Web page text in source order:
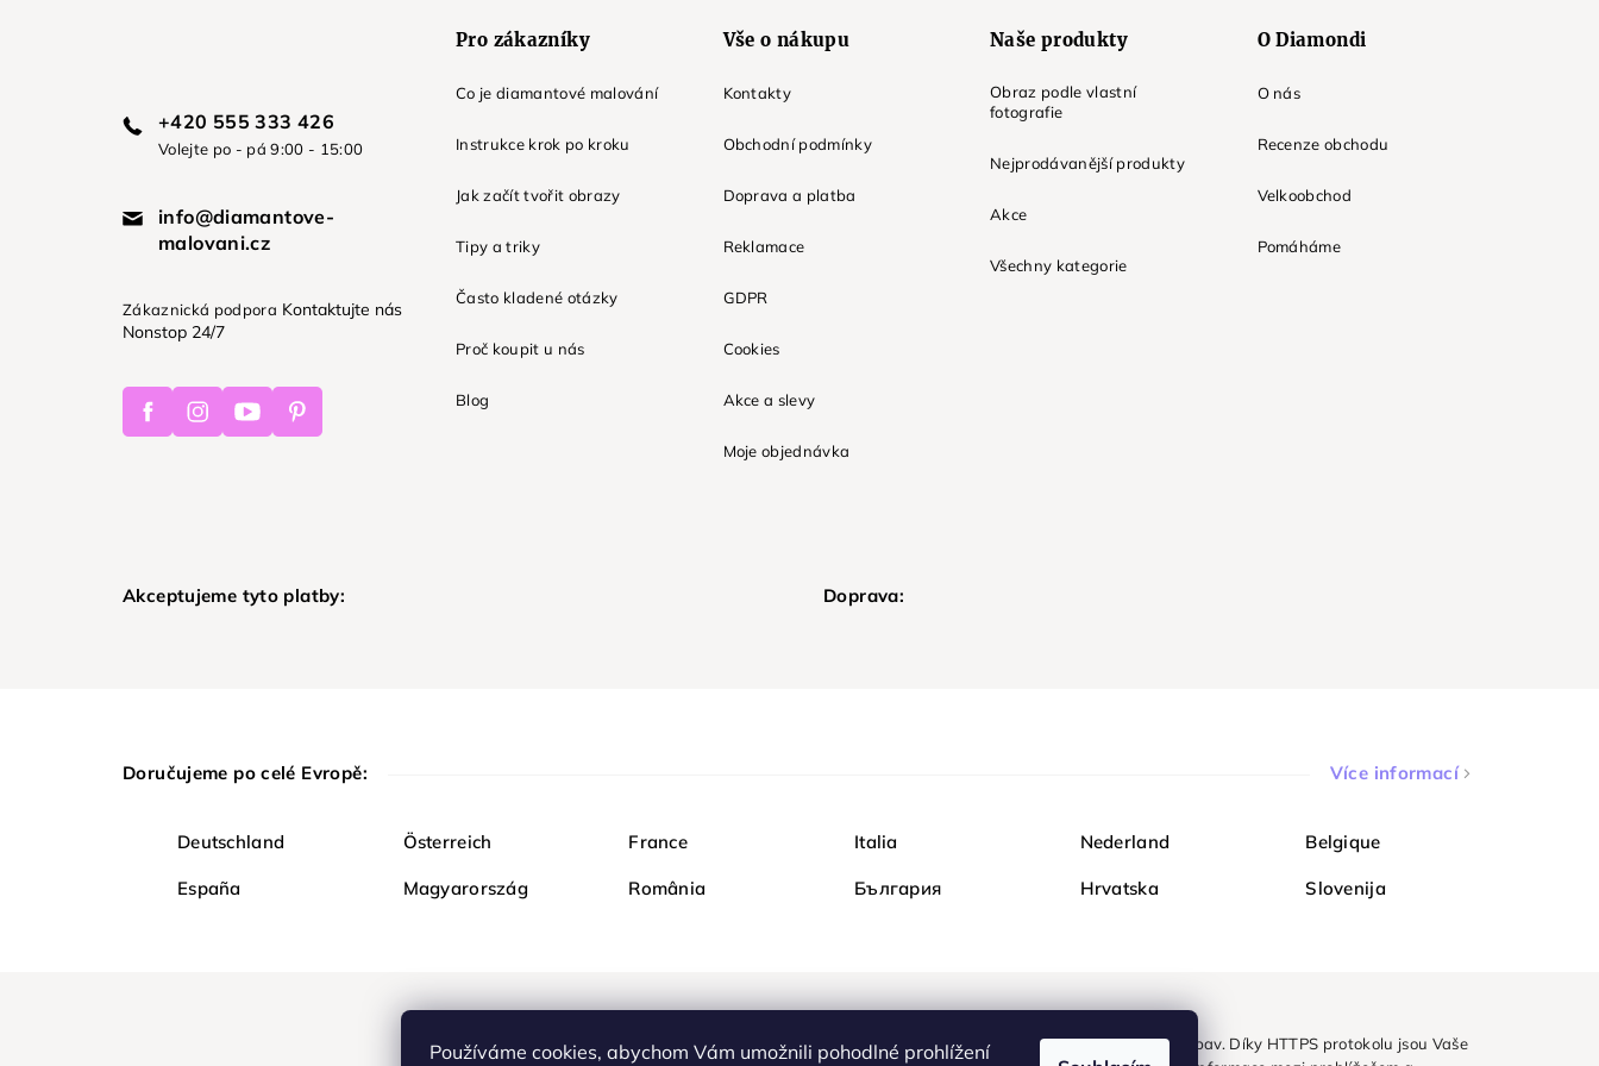
Používáme cookies, abychom Vám umožnili pohodlné prohlížení
+420 555 333 426
Volejte po - pá 9:00 - 15:00
info@diamantove-
malovani.cz
Zákaznická podpora Kontaktujte nás
Nonstop 24/7
FacebookInstagramYoutubePinterest
Pro zákazníky
Co je diamantové malování
Instrukce krok po kroku
Jak začít tvořit obrazy
Tipy a triky
Často kladené otázky
Proč koupit u nás
Blog
Vše o nákupu
Kontakty
Obchodní podmínky
Doprava a platba
Reklamace
GDPR
Cookies
Akce a slevy
Moje objednávka
Naše produkty
Obraz podle vlastní
fotografie
Nejprodávanější produkty
Akce
Všechny kategorie
O Diamondi
O nás
Recenze obchodu
Velkoobchod
Pomáháme
Akceptujeme tyto platby: Doprava:
Doručujeme po celé Evropě: Více informací
Deutschland Österreich France Italia Nederland Belgique
España Magyarország România България Hrvatska Slovenija
Nakupujte na Diamondi bezpečně a bez obav. Díky HTTPS protokolu jsou Vaše